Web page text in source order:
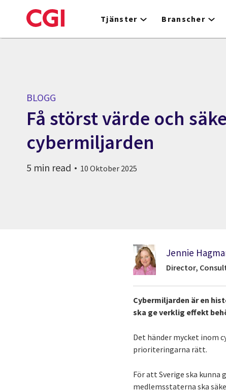
to
Tjänster Branscher
BLOGG
Få störst värde och
cybermiljarden
5 min read 10 Oktober 2025
Jennie
Director,
Cybermiljarden är en
ska ge verklig effekt
Det händer mycket inom
prioriteringarna rätt.
För att Sverige ska kunna
medlemsstaterna ska